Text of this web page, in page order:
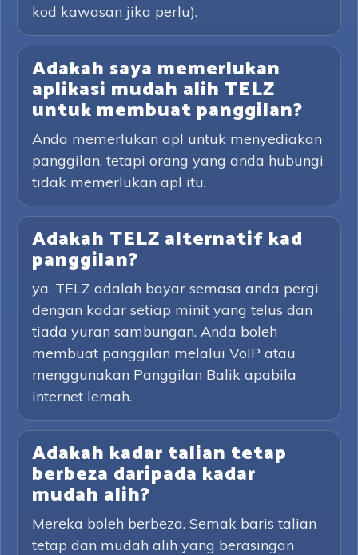
kod kawasan jika perlu).
Adakah saya memerlukan
aplikasi mudah alih TELZ
untuk membuat panggilan?
Anda memerlukan apl untuk menyediakan
panggilan, tetapi orang yang anda hubungi
tidak memerlukan apl itu.
Adakah TELZ alternatif kad
panggilan?
ya. TELZ adalah bayar semasa anda pergi
dengan kadar setiap minit yang telus dan
tiada yuran sambungan. Anda boleh
membuat panggilan melalui VoIP atau
menggunakan Panggilan Balik apabila
internet lemah.
Adakah kadar talian tetap
berbeza daripada kadar
mudah alih?
Mereka boleh berbeza. Semak baris talian
tetap dan mudah alih yang berasingan